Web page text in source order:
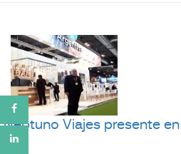
Neptuno Viajes presente en